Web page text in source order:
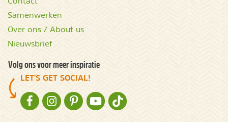
Samenwerken
Over ons / About us
Nieuwsbrief
Volg ons voor meer inspiratie
LET'S GET SOCIAL!
NATURESCANNER OP FACEBOOK
NATURESCANNER OP INSTAGRAM
NATURESCANNER OP PINTEREST
NATURESCANNER OP YOUTUBE
NATURESCANNER OP TIKTOK